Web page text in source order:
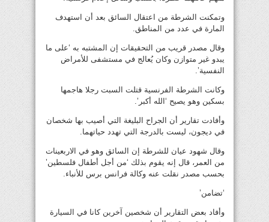
وتمكنت الشرطة من اعتقال السائق بعد أن استهدف
المارة في عدد من المناطق.
وقال مصدر قريب من التحقيقات إن المشتبه به ‘على ما
يبدو غير متوازن وكان يُعالج في مستشفى للأمراض
النفسية’.
وكانت الشرطة الفرنسية قتلت السبت رجلا هاجمها
بسكين وهو يصيح ‘الله أكبر’.
وأفادت تقارير أن الجراح البليغة التي أصيب بها شخصان
في ديجون، ليست بالدرجة التي تهدد حياتهما.
وقال شهود عيان للشرطة إن السائق وهو في الاربعينات
من العمر، قال إنه يقوم بذلك ‘من أجل أطفال فلسطين’
بحسب مصدر نقلت عنه وكالة فرانس برس للأنباء.
‘تضامن’
وأفاد بعض التقارير أن شخصين آخرين كانا في السيارة